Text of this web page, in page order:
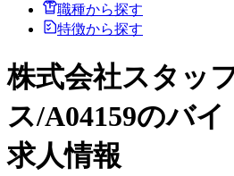
職種から探す
特徴から探す
株式会社スタッ
ス/A04159のバイ
求人情報